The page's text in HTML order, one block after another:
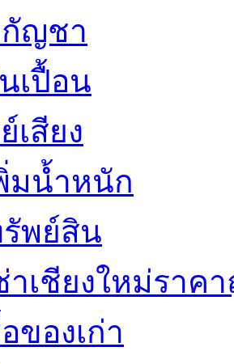
ญชา
เปื้อน
เสียง
มน้ำหนัก
พย์สิน
าเชียงใหม่ราค
ของเก่า